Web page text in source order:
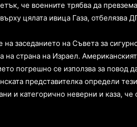
че военните трябва да
цялата ивица Газа, отбелязва
на заседанието на Съвета за
на страна на Израел.
погрешно се използва за повод
представителка определи
и категорично неверни и каза,